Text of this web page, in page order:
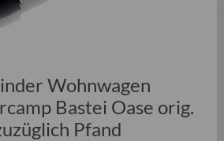
Wohnwagen
Bastei Oase orig.
Pfand